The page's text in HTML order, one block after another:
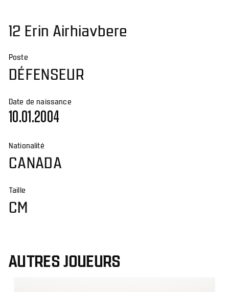
12 Erin Airhiavbere
Poste
DÉFENSEUR
Date de naissance
10.01.2004
Nationalité
CANADA
Taille
CM
AUTRES JOUEURS